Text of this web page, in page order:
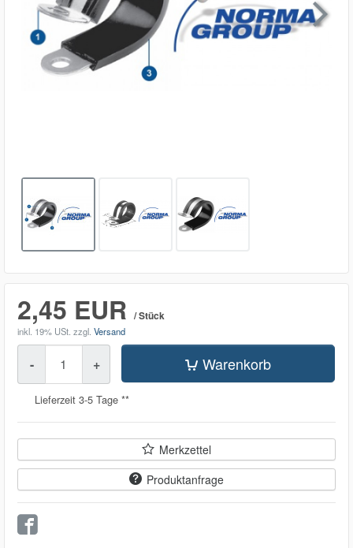

2,45 EUR / Stück
inkl. 19% USt. zzgl. Versand
- + Warenkorb
Lieferzeit 3-5 Tage **
Merkzettel
Produktanfrage